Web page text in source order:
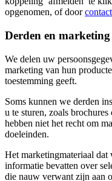
opgenomen, of door
Derden en marketing
We delen uw
marketing van hun
toestemming geeft.
Soms kunnen we derden
u te sturen, zoals
hebben niet het recht om
doeleinden.
Het marketingmateriaal dat
informatie bevatten over
die nauw verwant zijn aan